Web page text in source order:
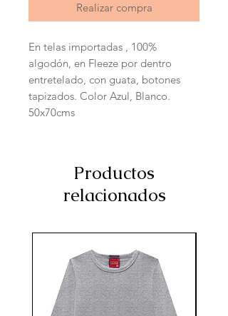
Realizar compra
En telas importadas , 100%
algodón, en Fleeze por dentro
entretelado, con guata, botones
tapizados. Color Azul, Blanco.
50x70cms
Productos
relacionados